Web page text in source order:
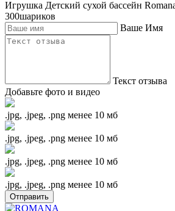
Игрушка Детский сухой бассейн
300шариков
Ваше Имя
Текст отзыва
Добавьте фото и видео
.jpg, .jpeg, .png менее 10 мб
.jpg, .jpeg, .png менее 10 мб
.jpg, .jpeg, .png менее 10 мб
.jpg, .jpeg, .png менее 10 мб
Отправить